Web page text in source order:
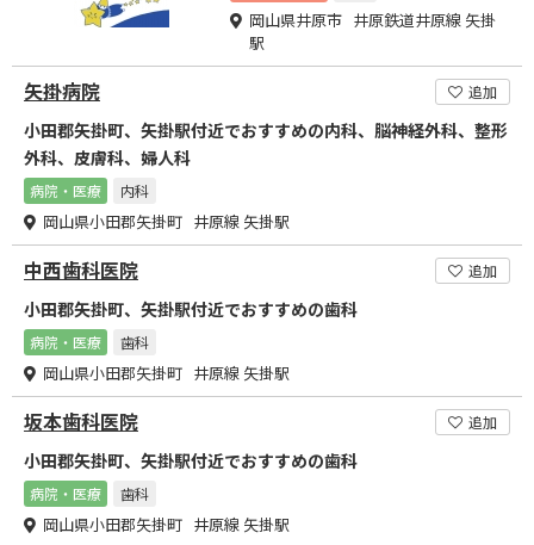
岡山県井原市 井原鉄道井原線 矢掛
駅
矢掛病院 追加
小田郡矢掛町、矢掛駅付近でおすすめの内科、脳神経外科、整形
外科、皮膚科、婦人科
病院・医療 内科
岡山県小田郡矢掛町 井原線 矢掛駅
中西歯科医院 追加
小田郡矢掛町、矢掛駅付近でおすすめの歯科
病院・医療 歯科
岡山県小田郡矢掛町 井原線 矢掛駅
坂本歯科医院 追加
小田郡矢掛町、矢掛駅付近でおすすめの歯科
病院・医療 歯科
岡山県小田郡矢掛町 井原線 矢掛駅